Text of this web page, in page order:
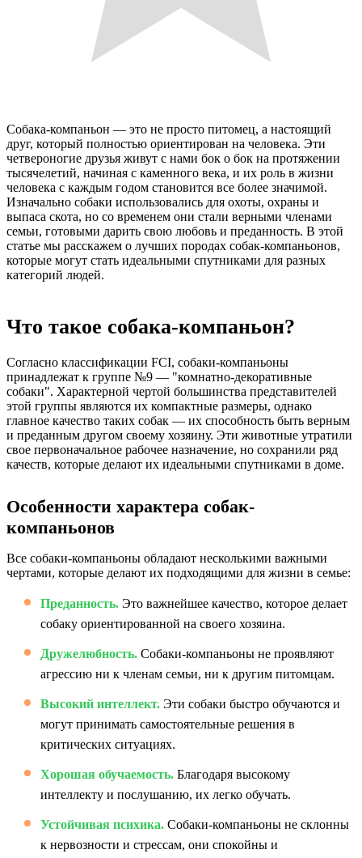
Собака-компаньон — это не просто питомец, а настоящий
друг, который полностью ориентирован на человека. Эти
четвероногие друзья живут с нами бок о бок на протяжении
тысячелетий, начиная с каменного века, и их роль в жизни
человека с каждым годом становится все более значимой.
Изначально собаки использовались для охоты, охраны и
выпаса скота, но со временем они стали верными членами
семьи, готовыми дарить свою любовь и преданность. В этой
статье мы расскажем о лучших породах собак-компаньонов,
которые могут стать идеальными спутниками для разных
категорий людей.
Что такое собака-компаньон?
Согласно классификации FCI, собаки-компаньоны
принадлежат к группе №9 — "комнатно-декоративные
собаки". Характерной чертой большинства представителей
этой группы являются их компактные размеры, однако
главное качество таких собак — их способность быть верным
и преданным другом своему хозяину. Эти животные утратили
свое первоначальное рабочее назначение, но сохранили ряд
качеств, которые делают их идеальными спутниками в доме.
Особенности характера собак-
компаньонов
Все собаки-компаньоны обладают несколькими важными
чертами, которые делают их подходящими для жизни в семье:
Преданность. Это важнейшее качество, которое делает
собаку ориентированной на своего хозяина.
Дружелюбность. Собаки-компаньоны не проявляют
агрессию ни к членам семьи, ни к другим питомцам.
Высокий интеллект. Эти собаки быстро обучаются и
могут принимать самостоятельные решения в
критических ситуациях.
Хорошая обучаемость. Благодаря высокому
интеллекту и послушанию, их легко обучать.
Устойчивая психика. Собаки-компаньоны не склонны
к нервозности и стрессам, они спокойны и